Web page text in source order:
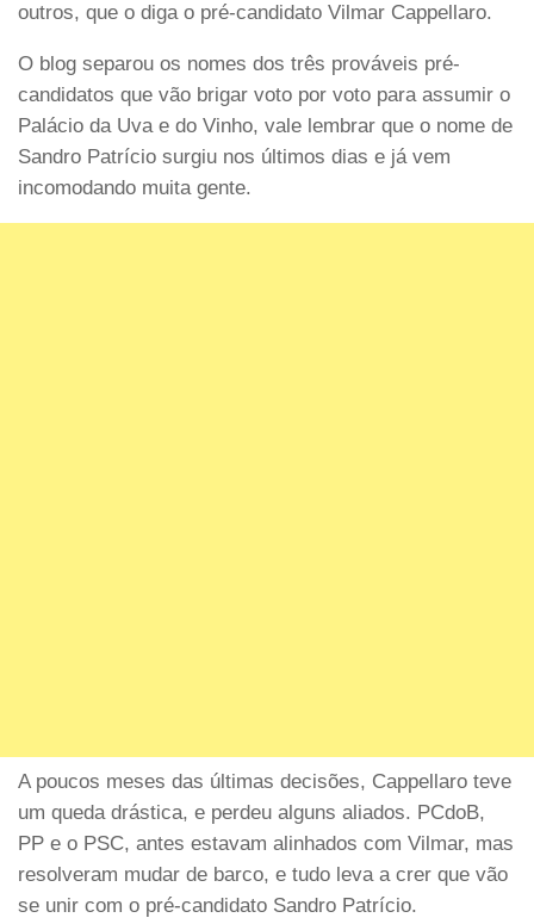
outros, que o diga o pré-candidato Vilmar Cappellaro.
O blog separou os nomes dos três prováveis pré-
candidatos que vão brigar voto por voto para assumir o
Palácio da Uva e do Vinho, vale lembrar que o nome de
Sandro Patrício surgiu nos últimos dias e já vem
incomodando muita gente.
A poucos meses das últimas decisões, Cappellaro teve
um queda drástica, e perdeu alguns aliados. PCdoB,
PP e o PSC, antes estavam alinhados com Vilmar, mas
resolveram mudar de barco, e tudo leva a crer que vão
se unir com o pré-candidato Sandro Patrício.